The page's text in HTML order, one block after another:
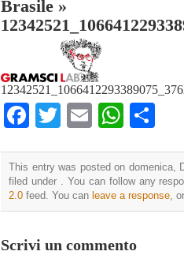
Brasile »
Facebook
TwitterEmail
This entry was posted on domenica,
filed under . You can follow any
2.0 feed. You can leave a response,
Scrivi un commento